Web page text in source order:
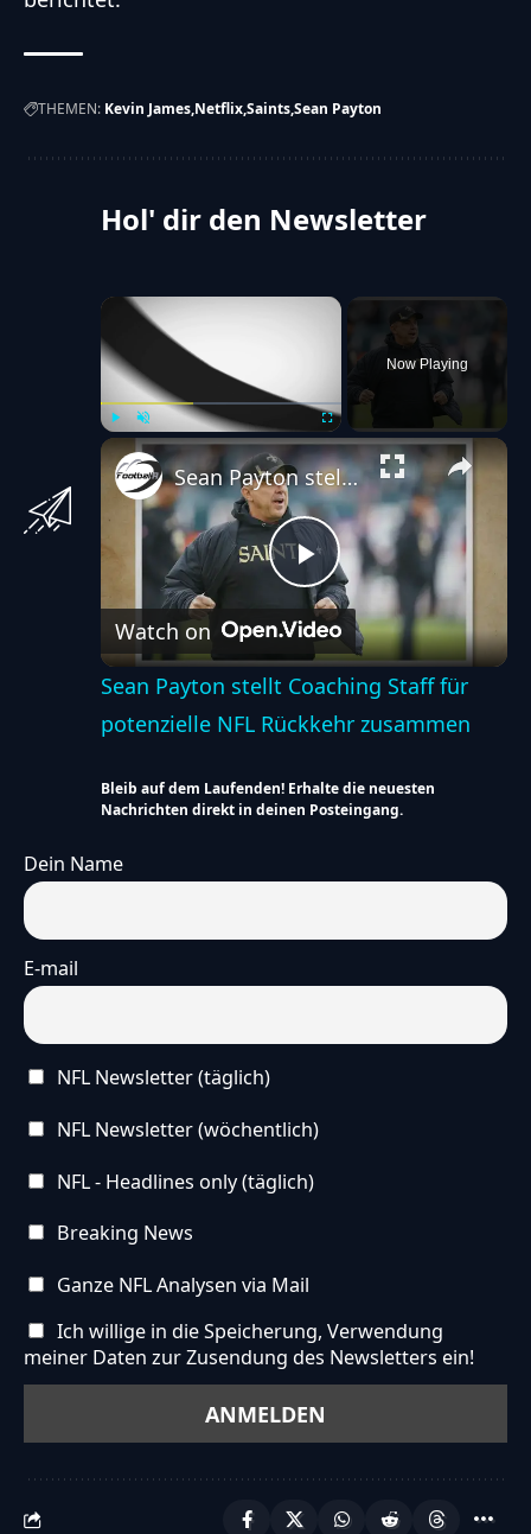
THEMEN: Kevin James NetflixSaintsSean Payton
Hol' dir den Newsletter
×
Unmute Fullscreen
Now Playing
Play
Video
Sean Payton stellt Coaching Staff für potenzielle NFL Rückkehr zusammen
Watch on
Sean Payton stellt Coaching Staff für
potenzielle NFL Rückkehr zusammen
Bleib auf dem Laufenden! Erhalte die neuesten
Nachrichten direkt in deinen Posteingang.
Dein Name
E-mail
NFL Newsletter (täglich)
NFL Newsletter (wöchentlich)
NFL - Headlines only (täglich)
Breaking News
Ganze NFL Analysen via Mail
Ich willige in die Speicherung, Verwendung
meiner Daten zur Zusendung des Newsletters ein!